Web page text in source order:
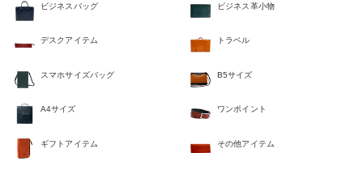
ビジネスバッグ ビジネス革小物
デスクアイテム トラベル
スマホサイズバッグ B5サイズ
A4サイズ ワンポイント
ギフトアイテム その他アイテム